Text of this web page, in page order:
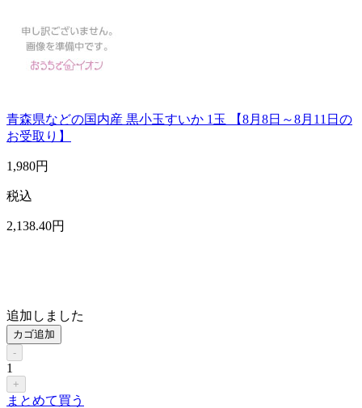
青森県などの国内産 黒小玉すいか 1玉 【8月8日～8月11日の
お受取り】
1,980円
税込
2,138.40円
追加しました
カゴ追加
-
1
+
まとめて買う